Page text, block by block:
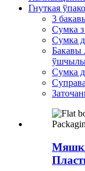
Гнуткая
3
Сумка
Сумка
Бакавы
Сумка